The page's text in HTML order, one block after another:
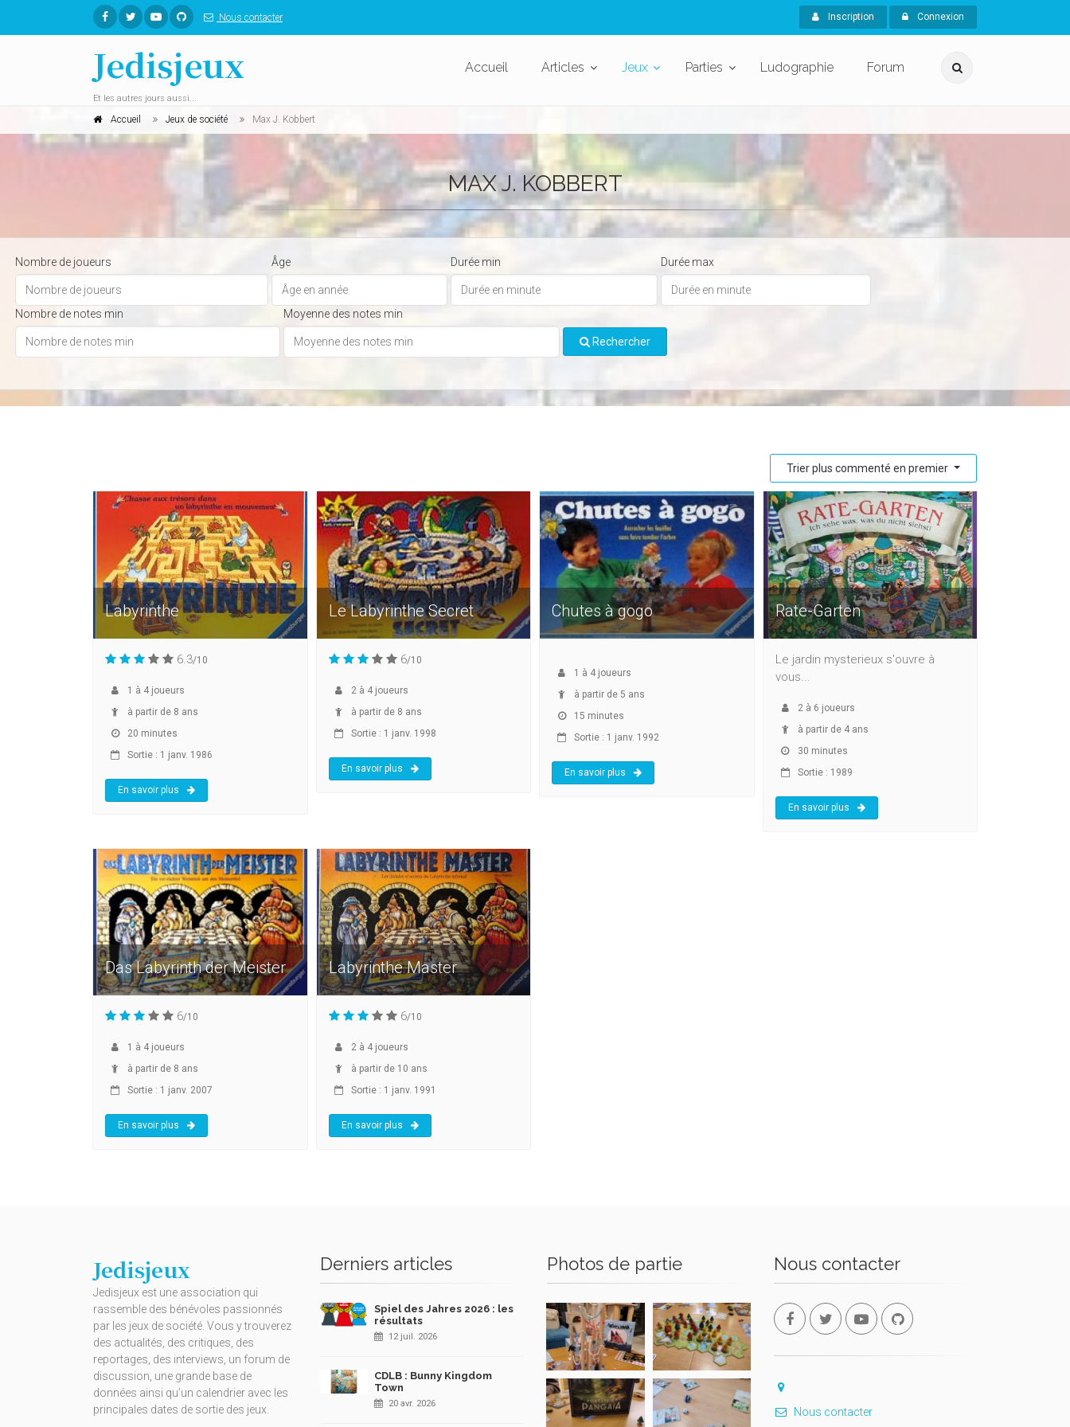
Nous contacter Inscription Connexion
Jedisjeux
Et les autres jours aussi...
Accueil Articles Jeux Parties Ludographie Forum
Accueil Jeux de société Max J. Kobbert
MAX J. KOBBERT
Nombre de joueurs Âge Durée min Durée max
Nombre de notes min Moyenne des notes min
Rechercher
Trier plus commenté en premier
Labyrinthe
6.3/10
1 à 4 joueurs
à partir de 8 ans
20 minutes
Sortie : 1 janv. 1986
En savoir plus
Le Labyrinthe Secret
6/10
2 à 4joueurs
à partir de 8 ans
Sortie : 1 janv. 1998
En savoir plus
Chutes à gogo
1 à 4 joueurs
à partir de 5 ans
15 minutes
Sortie : 1 janv. 1992
En savoir plus
Rate-Garten
Le jardin mysterieux s'ouvre à
vous...
2 à 6 joueurs
à partir de 4 ans
30 minutes
Sortie : 1989
En savoir plus
Das Labyrinth der Meister
6/10
1 à 4 joueurs
à partir de 8 ans
Sortie : 1 janv. 2007
En savoir plus
Labyrinthe Master
6/10
2à 4joueurs
à partir de 10 ans
Sortie : 1 janv. 1991
En savoir plus
Jedisjeux
Jedisjeux est une association qui
rassemble des bénévoles passionnés
par les jeux de société. Vous y trouverez
des actualités, des critiques, des
reportages, des interviews, un forum de
discussion, une grande base de
données ainsi qu’un calendrier avec les
principales dates de sortie des jeux.
Derniers articles
Spiel des Jahres 2026 : les
résultats
12 juil. 2026
CDLB : Bunny Kingdom
Town
20 avr. 2026
Photos de partie Nous contacter
Nous contacter